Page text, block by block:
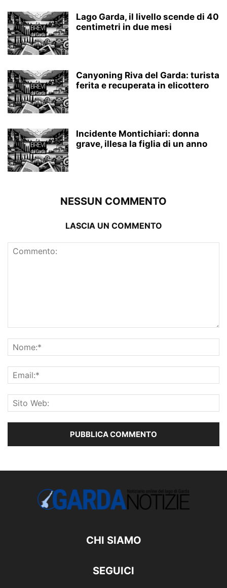
Lago Garda, il livello scende di 40
centimetri in due mesi
Canyoning Riva del Garda: turista
ferita e recuperata in elicottero
Incidente Montichiari: donna
grave, illesa la figlia di un anno
NESSUN COMMENTO
LASCIA UN COMMENTO
CHI SIAMO
SEGUICI